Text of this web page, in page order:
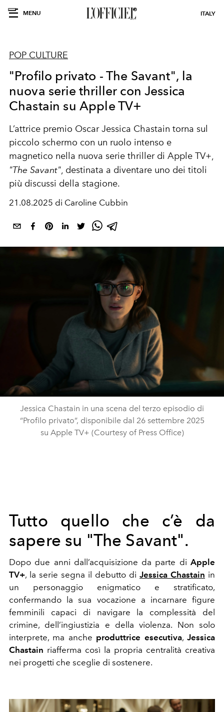
MENU ITALY
POP CULTURE
"Profilo privato - The Savant", la
nuova serie thriller con Jessica
Chastain su Apple TV+
L’attrice premio OscarJessica Chastain torna sul
piccolo schermo con un ruolo intenso e
magnetico nella nuova serie thriller di Apple TV+,
"The Savant", destinata a diventare uno dei titoli
più discussi della stagione.
21.08.2025 di Caroline Cubbin
Jessica Chastain in una scena del terzo episodio di
“Profilo privato”, disponibile dal 26 settembre 2025
su Apple TV+ (Courtesy of Press Office)
Tutto quello che c’è da
sapere su "The Savant".
Dopo due anni dall’acquisizione da parte di Apple
TV+, la serie segna il debutto di Jessica Chastain in
un personaggio enigmatico e stratificato,
confermando la sua vocazione a incarnare figure
femminili capaci di navigare la complessità del
crimine, dell’ingiustizia e della violenza. Non solo
interprete, ma anche produttrice esecutiva,Jessica
Chastain riafferma così la propria centralità creativa
nei progetti che sceglie di sostenere.